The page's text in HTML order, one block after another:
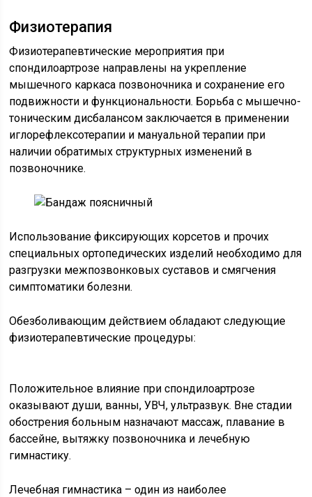
Физиотерапия
Физиотерапевтические мероприятия при
спондилоартрозе направлены на укрепление
мышечного каркаса позвоночника и сохранение его
подвижности и функциональности. Борьба с мышечно-
тоническим дисбалансом заключается в применении
иглорефлексотерапии и мануальной терапии при
наличии обратимых структурных изменений в
позвоночнике.
Использование фиксирующих корсетов и прочих
специальных ортопедических изделий необходимо для
разгрузки межпозвонковых суставов и смягчения
симптоматики болезни.
Обезболивающим действием обладают следующие
физиотерапевтические процедуры:
Положительное влияние при спондилоартрозе
оказывают души, ванны, УВЧ, ультразвук. Вне стадии
обострения больным назначают массаж, плавание в
бассейне, вытяжку позвоночника и лечебную
гимнастику.
Лечебная гимнастика – один из наиболее